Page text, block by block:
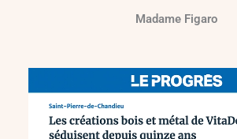
Madame Figaro